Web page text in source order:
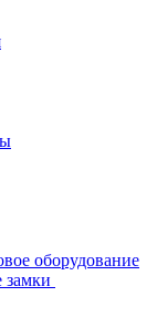
оборудование